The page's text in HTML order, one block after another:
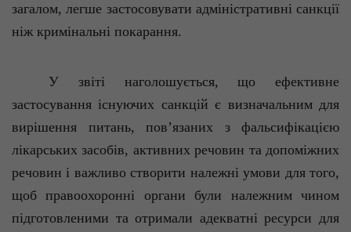
загалом, легше застосовувати адміністративні санкції
ніж кримінальні покарання.
У звіті наголошується, що ефективне
застосування існуючих санкцій є визначальним для
вирішення питань, пов’язаних з фальсифікацією
лікарських засобів, активних речовин та допоміжних
речовин і важливо створити належні умови для того,
щоб правоохоронні органи були належним чином
підготовленими та отримали адекватні ресурси для